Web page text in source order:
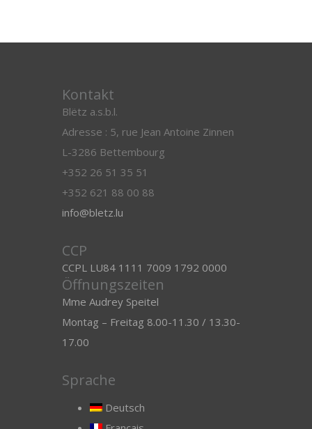
Kontakt
Blëtz a.s.b.l.
Adresse : 5, rue Jean Antoine Zinnen
L-3286 Bettembourg
+352 26 51 35 51
+352 621 88 00 88
info@bletz.lu
CCP
CCPL LU84 1111 7009 1792 0000
Öffnungszeiten
Mme Audrey Speitel
Montag – Freitag 8.00-11.30 / 13.30-
17.00
Sprache
Deutsch